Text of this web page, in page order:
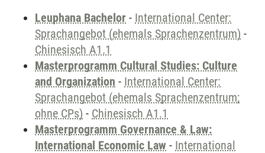
Leuphana Bachelor - International Center:
Sprachangebot (ehemals Sprachenzentrum) -
Chinesisch A1.1
Masterprogramm Cultural Studies: Culture
and Organization - International Center:
Sprachangebot (ehemals Sprachenzentrum;
ohne CPs) - Chinesisch A1.1
Masterprogramm Governance & Law:
International Economic Law - International